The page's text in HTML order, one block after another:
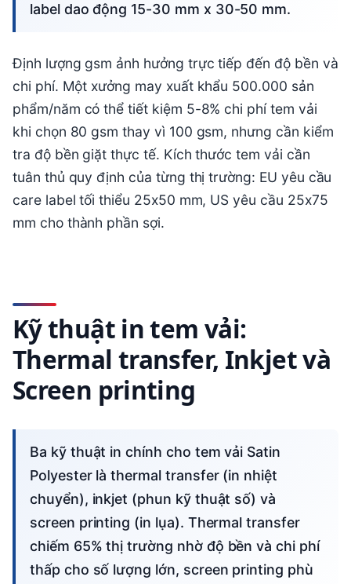
label dao động 15-30 mm x 30-50 mm.
Định lượng gsm ảnh hưởng trực tiếp đến độ bền và
chi phí. Một xưởng may xuất khẩu 500.000 sản
phẩm/năm có thể tiết kiệm 5-8% chi phí tem vải
khi chọn 80 gsm thay vì 100 gsm, nhưng cần kiểm
tra độ bền giặt thực tế. Kích thước tem vải cần
tuân thủ quy định của từng thị trường: EU yêu cầu
care label tối thiểu 25x50 mm, US yêu cầu 25x75
mm cho thành phần sợi.
Kỹ thuật in tem vải:
Thermal transfer, Inkjet và
Screen printing
Ba kỹ thuật in chính cho tem vải Satin
Polyester là thermal transfer (in nhiệt
chuyển), inkjet (phun kỹ thuật số) và
screen printing (in lụa). Thermal transfer
chiếm 65% thị trường nhờ độ bền và chi phí
thấp cho số lượng lớn, screen printing phù